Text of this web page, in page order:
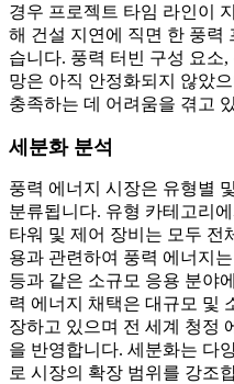
경우 프로젝트 타임 라인이
해 건설 지연에 직면 한 풍력
습니다. 풍력 터빈 구성 요소
망은 아직 안정화되지 않았
충족하는 데 어려움을 겪고
세분화 분석
풍력 에너지 시장은 유형별
분류됩니다. 유형 카테고리
타워 및 제어 장비는 모두 전
용과 관련하여 풍력 에너지
등과 같은 소규모 응용 분야
력 에너지 채택은 대규모 및
장하고 있으며 전 세계 청정
을 반영합니다. 세분화는 다
로 시장의 확장 범위를 강조